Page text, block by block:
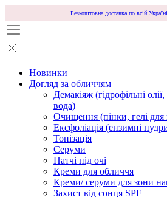
Безкоштовна доставка по всій
Новинки
Догляд за обличчям
Демакіяж (гідрофільні
вода)
Очищення (пінки, гелі
Ексфоліація (ензимні
Тонізація
Серуми
Патчі під очі
Креми для обличчя
Креми/ серуми для зони
Захист від сонця SPF